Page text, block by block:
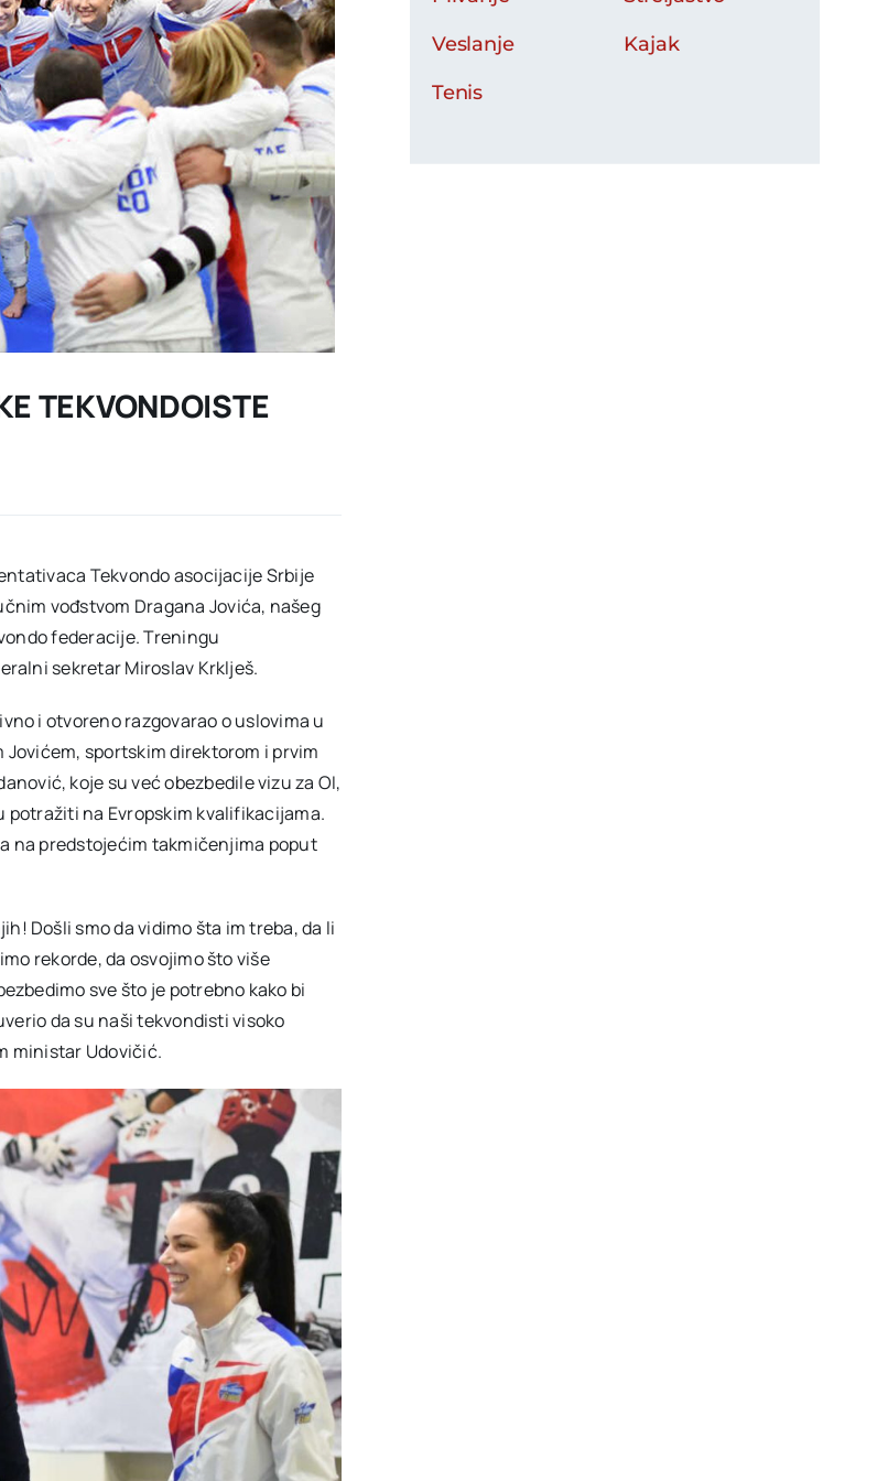
TEKVONDOISTE
Tekvondo asocijacije Srbije
vođstvom Dragana Jovića, našeg
federacije. Treningu
sekretar Miroslav Krklješ.
i otvoreno razgovarao o uslovima u
sportskim direktorom i prvim
koje su već obezbedile vizu za OI,
potražiti na Evropskim kvalifikacijama.
na predstojećim takmičenjima poput
Došli smo da vidimo šta im treba, da li
rekorde, da osvojimo što više
sve što je potrebno kako bi
da su naši tekvondisti visoko
ministar Udovičić.
Veslanje
Kajak
Tenis